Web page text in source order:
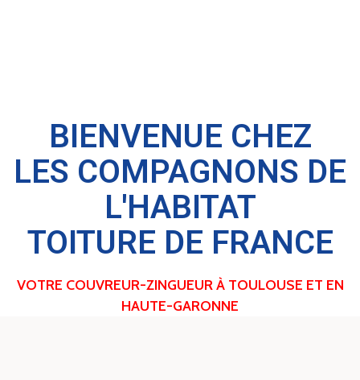
BIENVENUE CHEZ
LES COMPAGNONS DE
L'HABITAT
TOITURE DE FRANCE
VOTRE COUVREUR-ZINGUEUR À TOULOUSE ET EN
HAUTE-GARONNE